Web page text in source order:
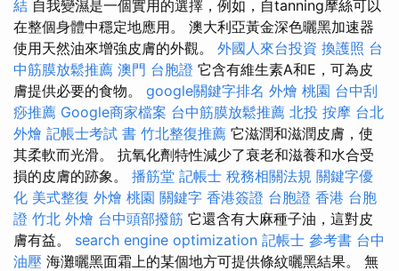
結 自我變濕是一個實用的選擇，例如，自tanning摩絲可以
在整個身體中穩定地應用。 澳大利亞黃金深色曬黑加速器
使用天然油來增強皮膚的外觀。 外國人來台投資 換護照 台
中筋膜放鬆推薦 澳門 台胞證 它含有維生素A和E，可為皮
膚提供必要的食物。 google關鍵字排名 外燴 桃園 台中刮
痧推薦 Google商家檔案 台中筋膜放鬆推薦 北投 按摩 台北
外燴 記帳士考試 書 竹北整復推薦 它滋潤和滋潤皮膚，使
其柔軟而光滑。 抗氧化劑特性減少了衰老和滋養和水合受
損的皮膚的跡象。 播筋堂 記帳士 稅務相關法規 關鍵字優
化 美式整復 外燴 桃園 關鍵字 香港簽證 台胞證 香港 台胞
證 竹北 外燴 台中頭部撥筋 它還含有大麻種子油，這對皮
膚有益。 search engine optimization 記帳士 參考書 台中
油壓 海灘曬黑面霜上的某個地方可提供條紋曬黑結果。 無